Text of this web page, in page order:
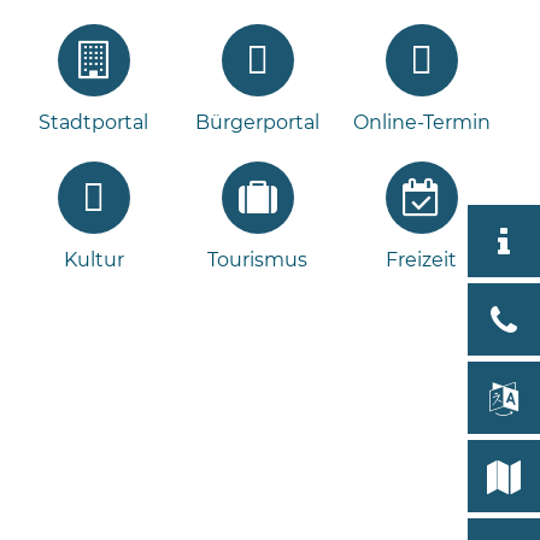
Stadtportal Bürgerportal Online-Termin
Kultur Tourismus Freizeit
Bleeck
19